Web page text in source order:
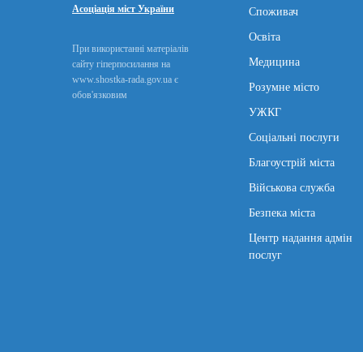
Асоціація міст України
При використанні матеріалів
сайту гіперпосилання на
www.shostka-rada.gov.ua є
обов'язковим
Споживач
Освіта
Медицина
Розумне місто
УЖКГ
Соціальні послуги
Благоустрій міста
Військова служба
Безпека міста
Центр надання адмін
послуг